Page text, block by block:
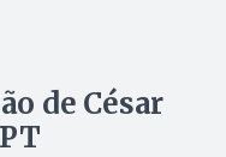
de César